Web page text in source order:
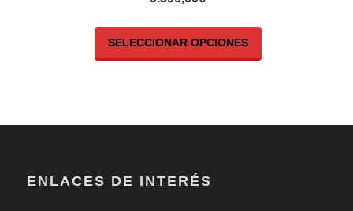
SELECCIONAR OPCIONES
ENLACES DE INTERÉS